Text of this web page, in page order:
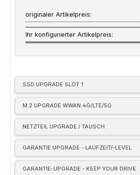
SSD UPGRADE SLOT 1
M.2 UPGRADE WWAN 4G/LTE/5G
NETZTEIL UPGRADE / TAUSCH
GARANTIE UPGRADE - LAUFZEIT/-LEVEL
GARANTIE-UPGRADE - KEEP YOUR DRIVE
originaler Artikelpreis:
Ihr konfigurierter Artikelpreis: